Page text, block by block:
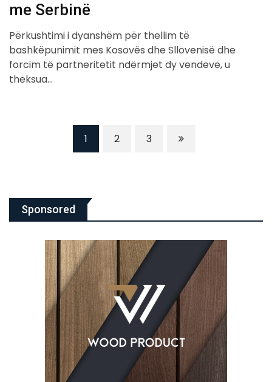
me Serbinë
Përkushtimi i dyanshëm për thellim të
bashkëpunimit mes Kosovës dhe Sllovenisë dhe
forcim të partneritetit ndërmjet dy vendeve, u
theksua…
1 2 3
Sponsored